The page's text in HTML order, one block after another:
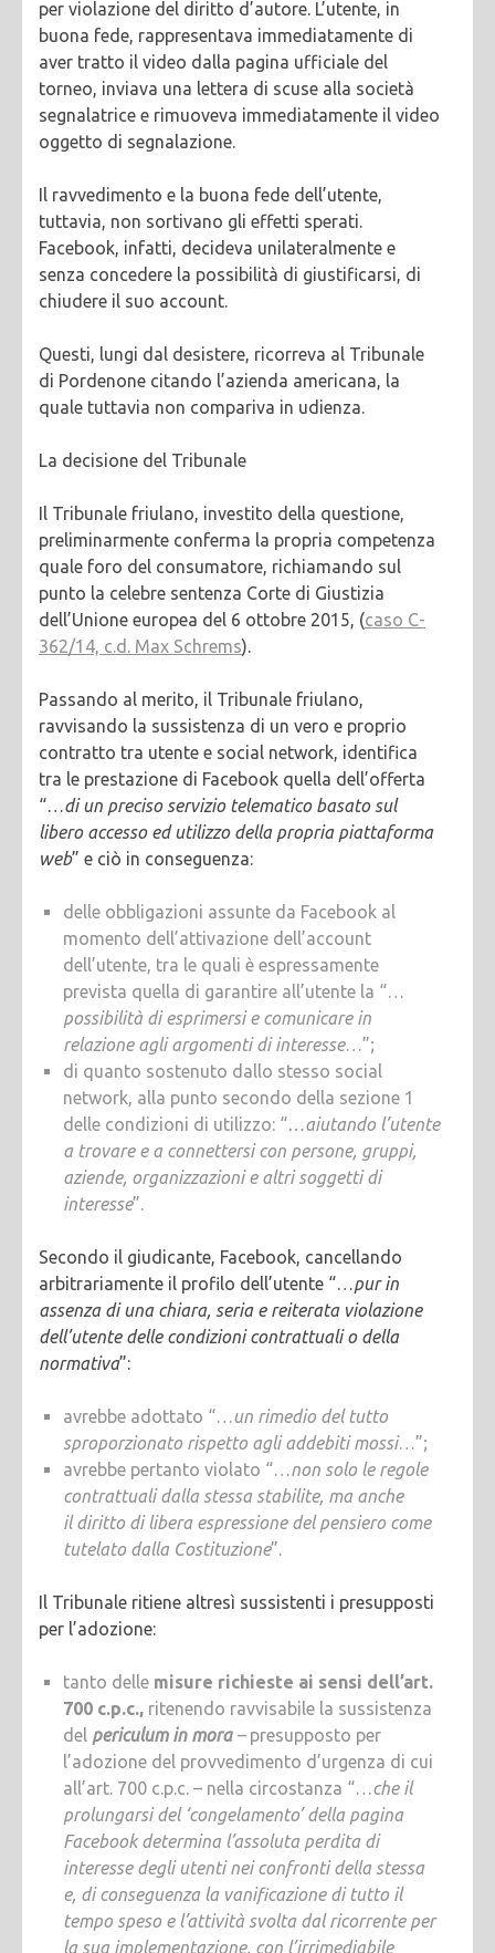
per violazione del diritto d’autore. L’utente, in
buona fede, rappresentava immediatamente di
aver tratto il video dalla pagina ufficiale del
torneo, inviava una lettera di scuse alla società
segnalatrice e rimuoveva immediatamente il video
oggetto di segnalazione.
Il ravvedimento e la buona fede dell’utente,
tuttavia, non sortivano gli effetti sperati.
Facebook, infatti, decideva unilateralmente e
senza concedere la possibilità di giustificarsi, di
chiudere il suo account.
Questi, lungi dal desistere, ricorreva al Tribunale
di Pordenone citando l’azienda americana, la
quale tuttavia non compariva in udienza.
La decisione del Tribunale
Il Tribunale friulano, investito della questione,
preliminarmente conferma la propria competenza
quale foro del consumatore, richiamando sul
punto la celebre sentenza Corte di Giustizia
dell’Unione europea del 6 ottobre 2015, (caso C-
362/14, c.d. Max Schrems).
Passando al merito, il Tribunale friulano,
ravvisando la sussistenza di un vero e proprio
contratto tra utente e social network, identifica
tra le prestazione di Facebook quella dell’offerta
“…di un preciso servizio telematico basato sul
libero accesso ed utilizzo della propria piattaforma
web” e ciò in conseguenza:
delle obbligazioni assunte da Facebook al
momento dell’attivazione dell’account
dell’utente, tra le quali è espressamente
prevista quella di garantire all’utente la “…
possibilità di esprimersi e comunicare in
relazione agli argomenti di interesse…”;
di quanto sostenuto dallo stesso social
network, alla punto secondo della sezione 1
delle condizioni di utilizzo: “…aiutando l’utente
a trovare e a connettersi con persone, gruppi,
aziende, organizzazioni e altri soggetti di
interesse”.
Secondo il giudicante, Facebook, cancellando
arbitrariamente il profilo dell’utente “…pur in
assenza di una chiara, seria e reiterata violazione
dell’utente delle condizioni contrattuali o della
normativa”:
avrebbe adottato “…un rimedio del tutto
sproporzionato rispetto agli addebiti mossi…”;
avrebbe pertanto violato “…non solo le regole
contrattuali dalla stessa stabilite, ma anche
il diritto di libera espressione del pensiero come
tutelato dalla Costituzione”.
Il Tribunale ritiene altresì sussistenti i presupposti
per l’adozione:
tanto delle misure richieste ai sensi dell’art.
700 c.p.c., ritenendo ravvisabile la sussistenza
del periculum in mora–presupposto per
l’adozione del provvedimento d’urgenza di cui
all’art. 700 c.p.c. – nella circostanza “…che il
prolungarsi del ‘congelamento’ della pagina
Facebook determina l’assoluta perdita di
interesse degli utenti nei confronti della stessa
e, di conseguenza la vanificazione di tutto il
tempo speso e l’attività svolta dal ricorrente per
la sua implementazione, con l’irrimediabile